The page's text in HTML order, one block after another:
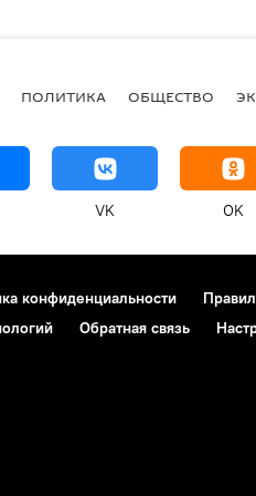
ПОЛИТИКА ОБЩЕСТВО
VK OK
конфиденциальности
Обратная связь